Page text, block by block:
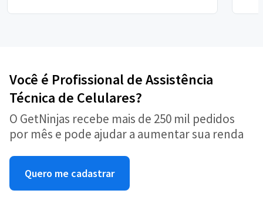
Você é Profissional de Assistência
Técnica de Celulares?
O GetNinjas recebe mais de 250 mil pedidos
por mês e pode ajudar a aumentar sua renda
Quero me cadastrar